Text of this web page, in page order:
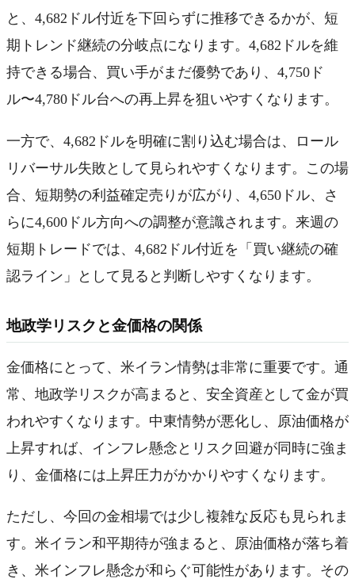
と、4,682ドル付近を下回らずに推移できるかが、短
期トレンド継続の分岐点になります。4,682ドルを維
持できる場合、買い手がまだ優勢であり、4,750ド
ル〜4,780ドル台への再上昇を狙いやすくなります。
一方で、4,682ドルを明確に割り込む場合は、ロール
リバーサル失敗として見られやすくなります。この場
合、短期勢の利益確定売りが広がり、4,650ドル、さ
らに4,600ドル方向への調整が意識されます。来週の
短期トレードでは、4,682ドル付近を「買い継続の確
認ライン」として見ると判断しやすくなります。
地政学リスクと金価格の関係
金価格にとって、米イラン情勢は非常に重要です。通
常、地政学リスクが高まると、安全資産として金が買
われやすくなります。中東情勢が悪化し、原油価格が
上昇すれば、インフレ懸念とリスク回避が同時に強ま
り、金価格には上昇圧力がかかりやすくなります。
ただし、今回の金相場では少し複雑な反応も見られま
す。米イラン和平期待が強まると、原油価格が落ち着
き、米インフレ懸念が和らぐ可能性があります。その